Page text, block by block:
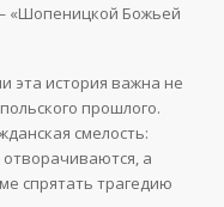
Божьей
эта история важна не
прошлого.
смелость:
а
спрятать трагедию